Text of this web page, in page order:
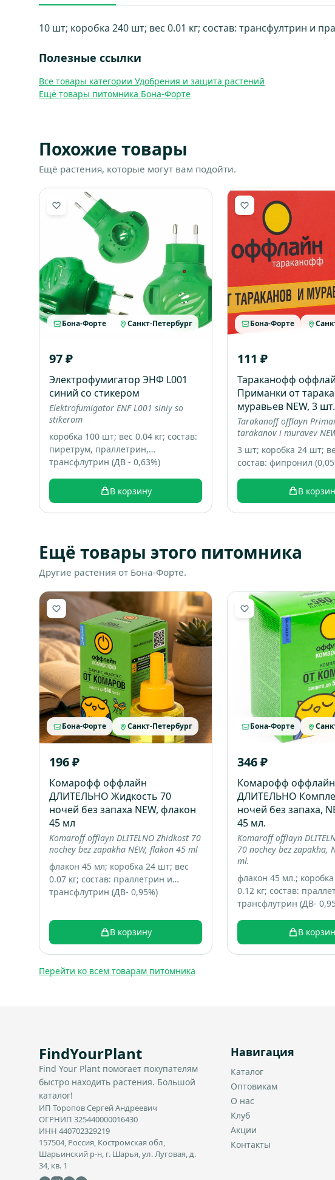
10 шт; коробка 240 шт; вес 0.01 кг; состав: трансфултрин и
Полезные ссылки
Все товары категории Удобрения и защита растений
Ещё товары питомника Бона-Форте
Похожие товары
Ещё растения, которые могут вам подойти.
Бона-Форте Санкт-Петербург
97 ₽
Электрофумигатор ЭНФ L001
синий со стикером
Elektrofumigator ENF L001 siniy so
stikerom
коробка 100 шт; вес 0.04 кг; состав:
пиретрум, праллетрин,
трансфлутрин (ДВ - 0,63%)
В корзину
Бона-Форте
111 ₽
Тараканофф
Приманки от
муравьев NEW, 3 шт.
Tarakanoff offlayn
tarakanov i muravev
3 шт; коробка 24 шт;
состав: фипронил
аттрактанты
В
Ещё товары этого питомника
Другие растения от Бона-Форте.
Бона-Форте Санкт-Петербург
196 ₽
Комарофф оффлайн
ДЛИТЕЛЬНО Жидкость 70
ночей без запаха NEW, флакон
45 мл
Komaroff offlayn DLITELNO Zhidkost 70
nochey bez zapakha NEW, flakon 45 ml
флакон 45 мл; коробка 24 шт; вес
0.07 кг; состав: праллетрин и
трансфлутрин (ДВ- 0,95%)
В корзину
Бона-Форте
346 ₽
Комарофф оффлайн
ДЛИТЕЛЬНО
ночей без запаха,
45 мл.
Komaroff offlayn
70 nochey bez zapakha,
ml.
флакон 45 мл.;
0.12 кг; состав:
трансфлутрин (ДВ-
В
Перейти ко всем товарам питомника
FindYourPlant
Find Your Plant помогает покупателям
быстро находить растения. Большой
каталог!
ИП Торопов Сергей Андреевич
ОГРНИП 325440000016430
ИНН 440702329219
157504, Россия, Костромская обл,
Шарьинский р-н, г. Шарья, ул. Луговая, д.
34, кв. 1
Навигация
Каталог
Оптовикам
О нас
Клуб
Акции
Контакты